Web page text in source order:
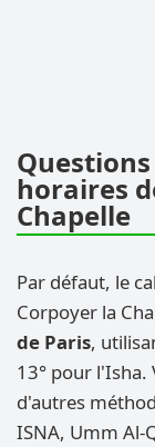
horaires
Chapelle
Par défaut, le
Corpoyer la
de Paris,
13° pour l'Isha.
d'autres
ISNA, Umm Al-